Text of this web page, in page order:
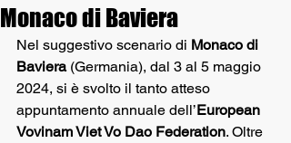
Monaco di Baviera
Nel suggestivo scenario di Monaco di
Baviera (Germania), dal 3 al 5 maggio
2024, si è svolto il tanto atteso
appuntamento annuale dell’European
Vovinam Viet Vo Dao Federation. Oltre